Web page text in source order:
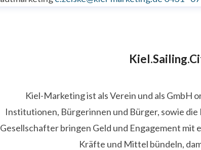
Kiel-Marketing ist als Verein und als GmbH
Institutionen, Bürgerinnen und Bürger, sowie die
Gesellschafter bringen Geld und Engagement mit
Kräfte und Mittel bündeln,